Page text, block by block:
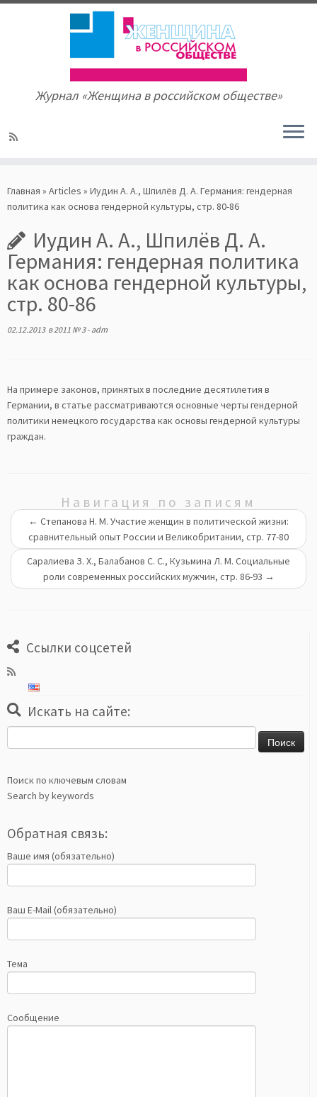
to
content
Журнал «Женщина в российском обществе»
Главная » Articles » Иудин А. А., Шпилёв Д. А. Германия: гендерная
политика как основа гендерной культуры, стр. 80-86
Иудин А. А., Шпилёв Д. А.
Германия: гендерная политика
как основа гендерной культуры,
стр. 80-86
02.12.2013в2011 № 3- adm
На примере законов, принятых в последние десятилетия в
Германии, в статье рассматриваются основные черты гендерной
политики немецкого государства как основы гендерной культуры
граждан.
Навигация по записям
← Степанова Н. М. Участие женщин в политической жизни:
сравнительный опыт России и Великобритании, стр. 77-80
Саралиева З. Х., Балабанов С. С., Кузьмина Л. М. Социальные
роли современных российских мужчин, стр. 86-93 →
Ссылки соцсетей
Искать на сайте:
Поиск по ключевым словам
Search by keywords
Обратная связь:
Ваше имя (обязательно)
Ваш E-Mail (обязательно)
Тема
Сообщение